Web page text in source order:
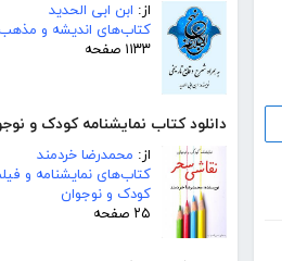
از: ابن ابی الحدید
کتاب‌های اندیشه و
۱۱۳۳ صفحه
دانلود کتاب نمایشنامه کودک و
از: محمدرضا خردمند
کتاب‌های نمایشنامه و
کودک و نوجوان
۲۵ صفحه